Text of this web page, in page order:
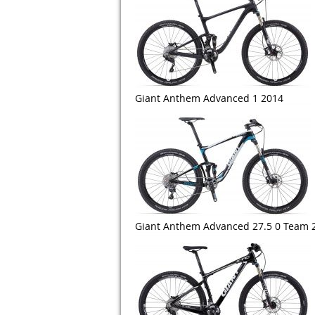
Giant Anthem Advanced 1 2014
Giant Anthem Advanced 27.5 0 Team